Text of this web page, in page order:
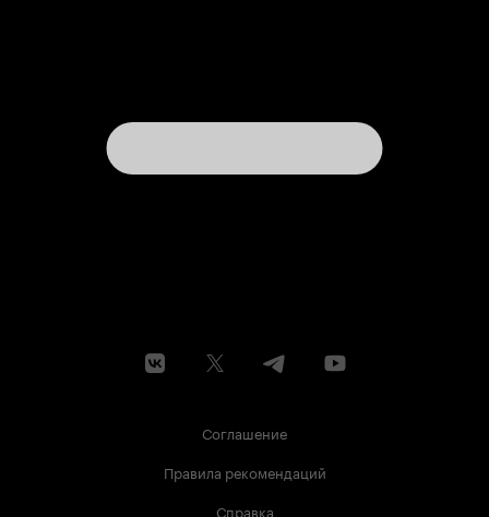
Соглашение
Правила рекомендаций
Справка